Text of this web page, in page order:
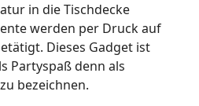
in die Tischdecke
werden per Druck auf
Dieses Gadget ist
Partyspaß denn als
bezeichnen.